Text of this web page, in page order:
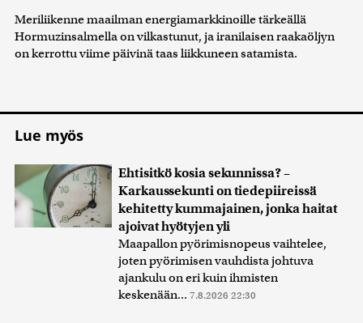
Meriliikenne maailman energiamarkkinoille tärkeällä
Hormuzinsalmella on vilkastunut, ja iranilaisen raakaöljyn
on kerrottu viime päivinä taas liikkuneen satamista.
Lue myös
Ehtisitkö kosia sekunnissa? –
Karkaussekunti on tiedepiireissä
kehitetty kummajainen, jonka haitat
ajoivat hyötyjen yli
Maapallon pyörimisnopeus vaihtelee,
joten pyörimisen vauhdista johtuva
ajankulu on eri kuin ihmisten
keskenään... 7.8.2026 22:30